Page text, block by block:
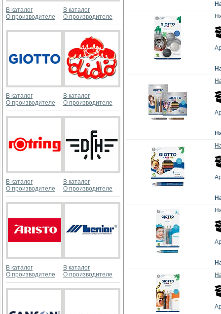
В каталог
О производителе
В каталог
О производителе
В каталог
О производителе
В каталог
О производителе
В каталог
О производителе
В каталог
О производителе
В каталог
О производителе
В каталог
О производителе